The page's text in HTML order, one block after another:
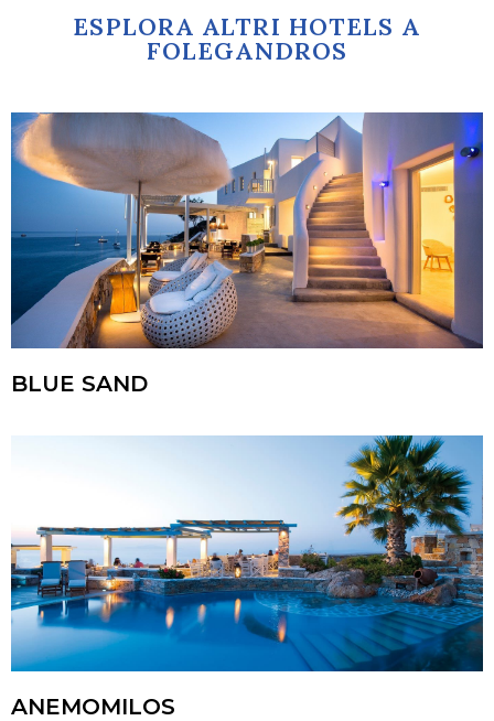
ESPLORA ALTRI HOTELS A
FOLEGANDROS
BLUE SAND
ANEMOMILOS